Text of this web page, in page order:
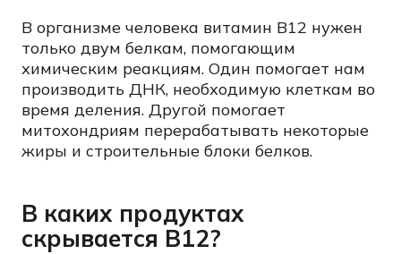
В организме человека витамин B12 нужен
только двум белкам, помогающим
химическим реакциям. Один помогает нам
производить ДНК, необходимую клеткам во
время деления. Другой помогает
митохондриям перерабатывать некоторые
жиры и строительные блоки белков.
В каких продуктах
скрывается В12?